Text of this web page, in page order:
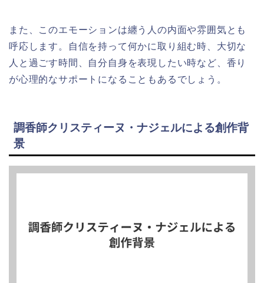
また、このエモーションは纏う人の内面や雰囲気とも
呼応します。自信を持って何かに取り組む時、大切な
人と過ごす時間、自分自身を表現したい時など、香り
が心理的なサポートになることもあるでしょう。
調香師クリスティーヌ・ナジェルによる創作背
景